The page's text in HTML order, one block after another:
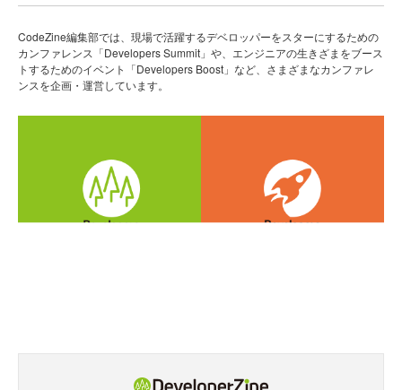
CodeZine編集部では、現場で活躍するデベロッパーをスターにするための
カンファレンス「Developers Summit」や、エンジニアの生きざまをブース
トするためのイベント「Developers Boost」など、さまざまなカンファレ
ンスを企画・運営しています。